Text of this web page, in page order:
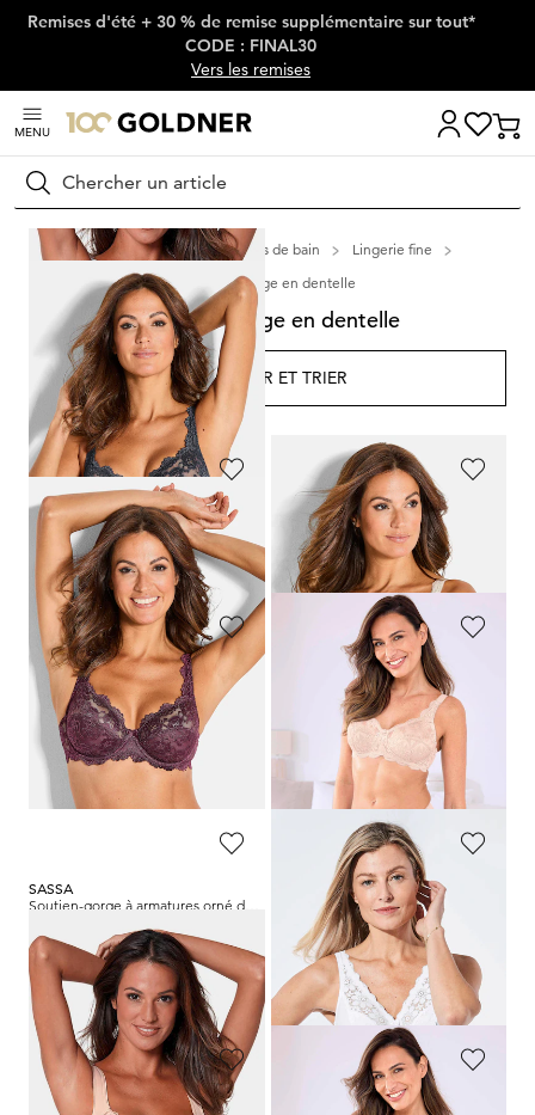
Passer la navigation, aller directement au contenu
Remises d'été + 30 % de remise supplémentaire sur tout*
CODE : FINAL30
Vers les remises
MENU
Rechercher
Maison Lingerie & maillots de bain
Lingerie fine
Soutiens-gorge en dentelle
Soutiens-gorge en dentelle
17 Produits
FILTRER ET TRIER
TRIUMPH
59,95 €
SASSA
29,95 €
SASSA
23,96 €29,95 €
Meilleur prix sur 30 jours** : 29,95 €
39,95 €
Meilleur prix sur 30 jours** : 31,96 €
(-25%)
SASSA
Meilleur prix sur 30 jours** : 29,95 €
(-20%)
MISS MARY
49,49 €54,99 €
Meilleur prix sur 30 jours** : 54,99 €
(-10%)
MISS MARY